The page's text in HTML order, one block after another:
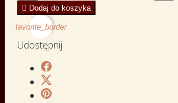
 Dodaj do koszyka
favorite_border
Udostępnij